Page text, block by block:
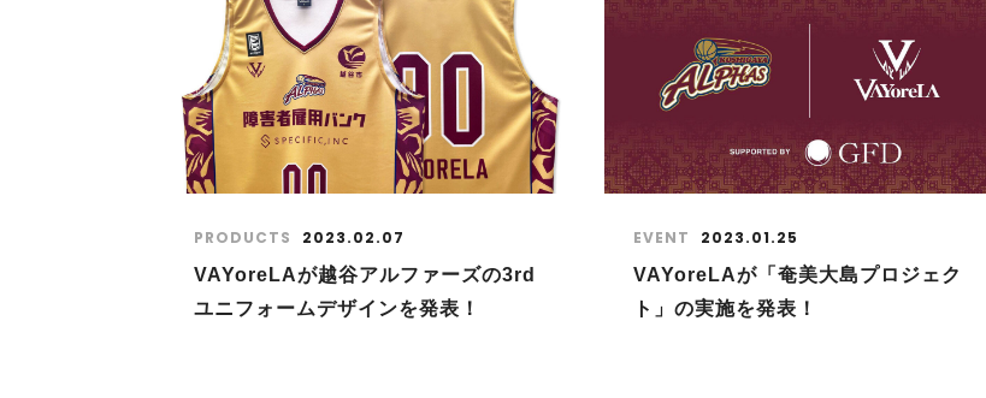
PRODUCTS
2023.02.07
VAYoreLAが越谷アルファーズの3rd
ユニフォームデザインを発表！
EVENT
2023.01.25
VAYoreLAが「奄美大島プロジェク
ト」の実施を発表！